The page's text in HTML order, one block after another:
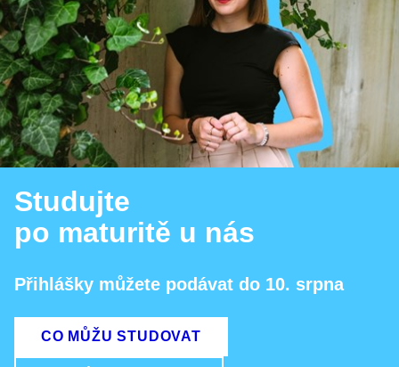
Studujte
po maturitě u nás
Přihlášky můžete podávat do 10. srpna
CO MŮŽU STUDOVAT